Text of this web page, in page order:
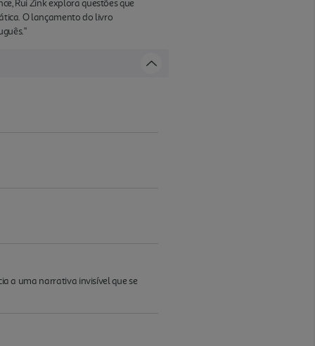
Rui Zink explora questões que
O lançamento do livro
a uma narrativa invisível que se